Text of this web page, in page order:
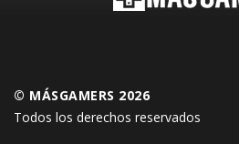
© MÁSGAMERS 2026
Todos los derechos reservados